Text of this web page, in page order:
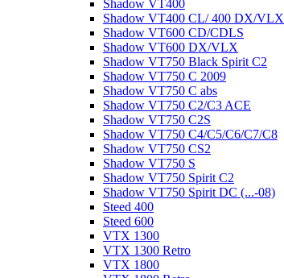
Shadow VT400
Shadow VT400 CL/ 400 DX/VLX
Shadow VT600 CD/CDLS
Shadow VT600 DX/VLX
Shadow VT750 Black Spirit C2
Shadow VT750 C 2009
Shadow VT750 C abs
Shadow VT750 C2/C3 ACE
Shadow VT750 C2S
Shadow VT750 C4/C5/C6/C7/C8
Shadow VT750 CS2
Shadow VT750 S
Shadow VT750 Spirit C2
Shadow VT750 Spirit DC (...-08)
Steed 400
Steed 600
VTX 1300
VTX 1300 Retro
VTX 1800